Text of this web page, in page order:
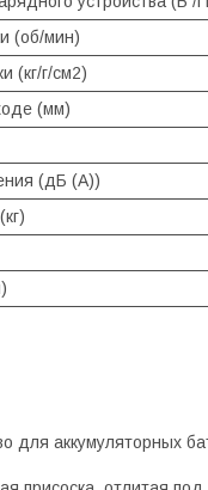
(об/мин)
(кг/г/см2)
(мм)
(дБ (A))
для аккумуляторных